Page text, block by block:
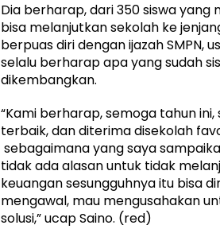
Dia berharap, dari 350 siswa
bisa melanjutkan sekolah ke
berpuas diri dengan ijazah SMPN,
selalu berharap apa yang sudah
dikembangkan.
“Kami berharap, semoga tahun
terbaik, dan diterima disekolah
sebagaimana yang saya
tidak ada alasan untuk tidak
keuangan sesungguhnya itu bisa
mengawal, mau mengusahakan
solusi,” ucap Saino. (red)